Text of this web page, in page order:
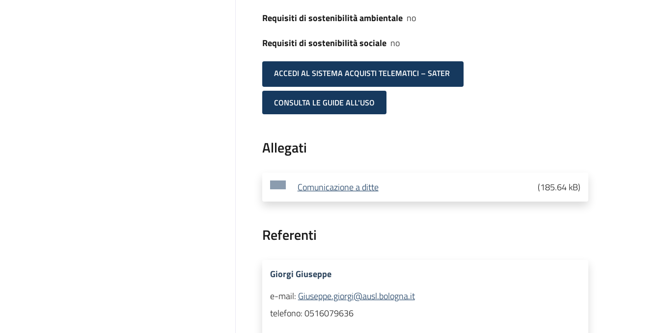
Requisiti di sostenibilità ambientale no
Requisiti di sostenibilità sociale no
ACCEDI AL SISTEMA ACQUISTI TELEMATICI – SATER
CONSULTA LE GUIDE ALL'USO
Allegati
Comunicazione a ditte (185.64 kB)
Referenti
Giorgi Giuseppe
e-mail: Giuseppe.giorgi@ausl.bologna.it
telefono:0516079636